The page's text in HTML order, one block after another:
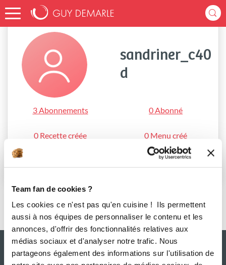
Team fan de cookies ?
Les cookies ce n'est pas qu'en cuisine ! Ils permettent
aussi à nos équipes de personnaliser le contenu et les
annonces, d'offrir des fonctionnalités relatives aux
médias sociaux et d'analyser notre trafic. Nous
partageons également des informations sur l'utilisation de
Accueil sandriner_c40d
sandriner_c40
d
3 Abonnements 0 Abonné
0 Recette créée 0 Menu créé